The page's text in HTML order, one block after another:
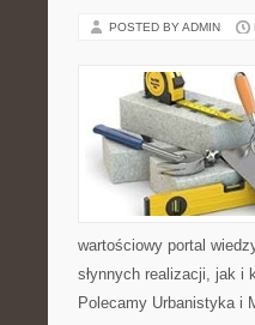
POSTED BY ADMIN
wartościowy portal
słynnych realizacji, jak i
Polecamy Urbanistyka i